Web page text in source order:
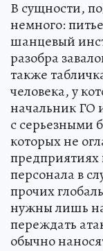
В сущности,
немного:
шанцевый
разобра
также
человека, у
начальник ГО
с серьезными
которых не
персонала в
прочих
нужны лишь
переждать
обычно